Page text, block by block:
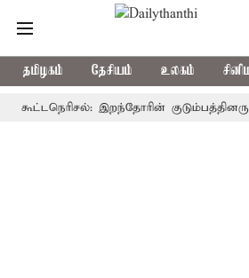
தமிழகம் தேசியம் உலகம்
இறந்தோரின் குடும்பத்தினருக்கு